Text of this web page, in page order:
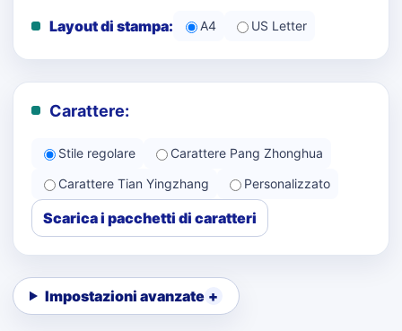
Layout di stampa: A4 US Letter
Carattere:
Stile regolare
Carattere Pang Zhonghua
Carattere Tian Yingzhang
Personalizzato
Scarica i pacchetti di caratteri
Impostazioni avanzate